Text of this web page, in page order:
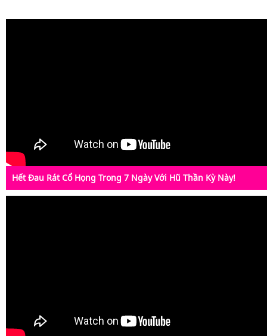
Hết Đau Rát Cổ Họng Trong 7 Ngày Với Hũ Thần Kỳ Này!